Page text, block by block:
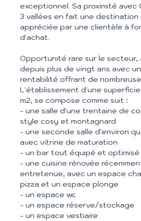
exceptionnel. Sa proximité avec
3 vallées en fait une
appréciée par une clientèle à
d'achat.
Opportunité rare sur le secteur,
depuis plus de vingt ans avec
rentabilité offrant de
L'établissement d'une
m2, se compose comme suit :
- une salle d'une trentaine de
style cosy et montagnard
- une seconde salle d'environ
avec vitrine de maturation
- un bar tout équipé et optimisé
- une cuisine rénovée
entretenue, avec un espace
pizza et un espace plonge
- un espace wc
- un espace réserve/stockage
- un espace vestiaire